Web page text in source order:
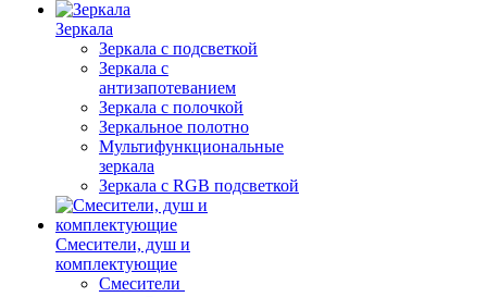
Зеркала
Зеркала с подсветкой
Зеркала с
антизапотеванием
Зеркала с полочкой
Зеркальное полотно
Мультифункциональные
зеркала
Зеркала c RGB подсветкой
Смесители, душ и
комплектующие
Смесители